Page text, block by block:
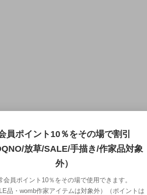
員ポイント10％をその場で割引
放草/SALE/手描き/作家品対象
外）
会員ポイント10％をその場で使用できます。
品・womb作家アイテムは対象外）（ポイントは